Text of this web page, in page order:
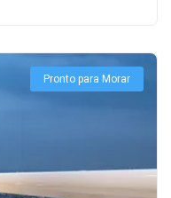
Pronto para Morar